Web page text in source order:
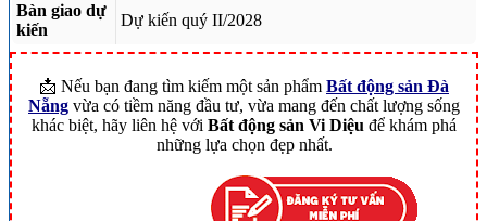
Bàn giao dự
kiến
Dự kiến quý II/2028
📩 Nếu bạn đang tìm kiếm một sản phẩm Bất động sản Đà
Nẵng vừa có tiềm năng đầu tư, vừa mang đến chất lượng sống
khác biệt, hãy liên hệ với Bất động sản Vi Diệu để khám phá
những lựa chọn đẹp nhất.